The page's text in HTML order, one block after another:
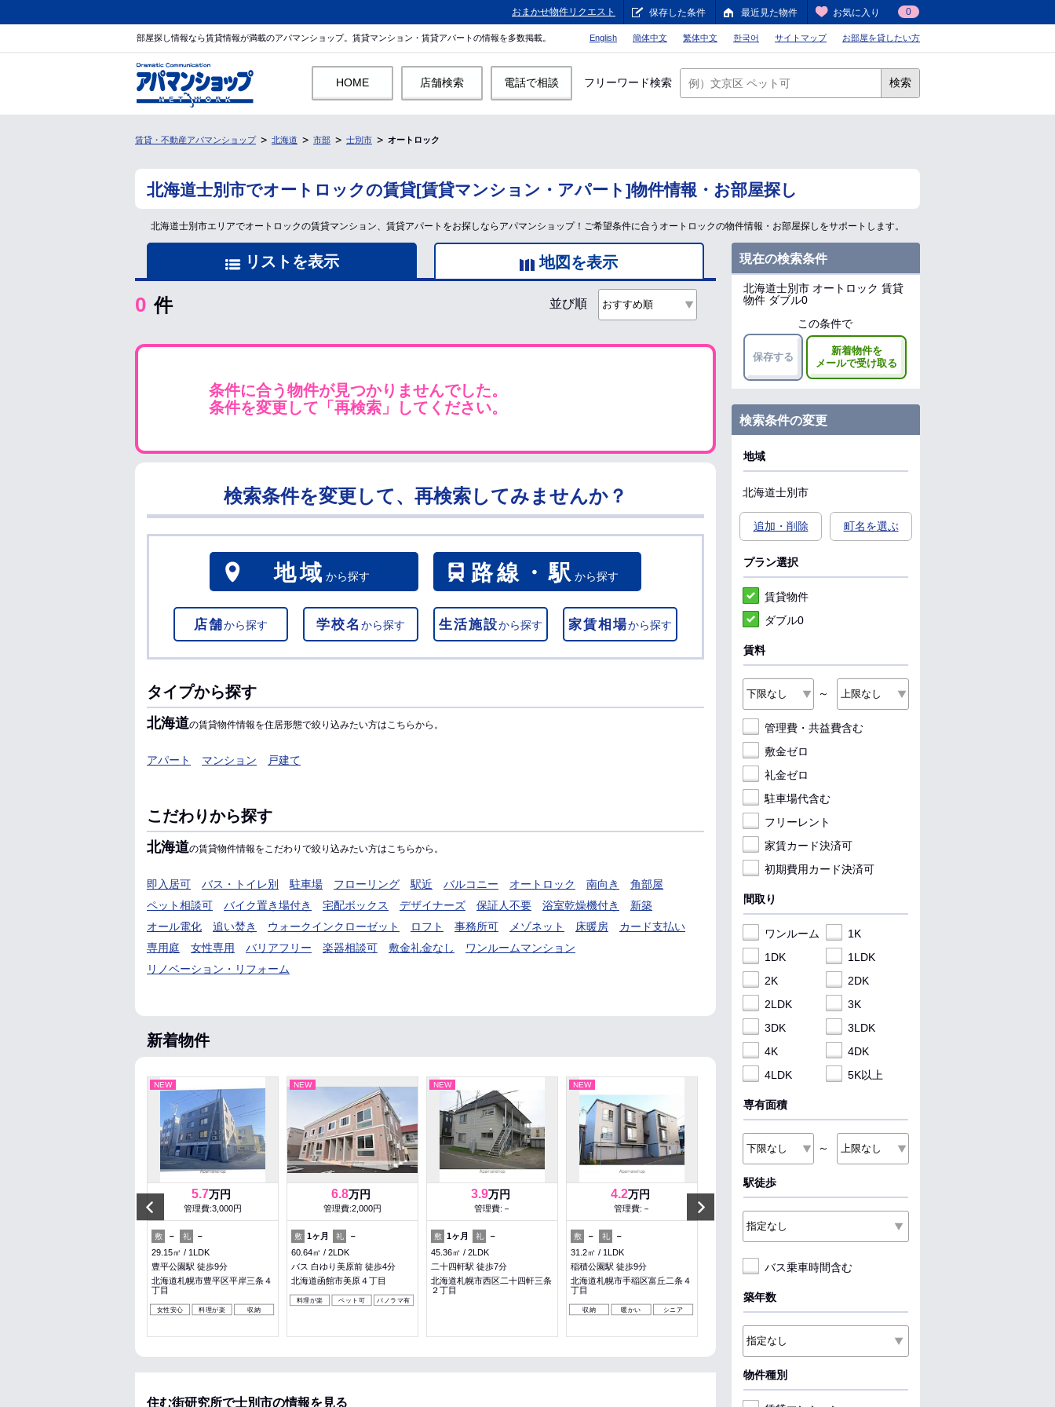
おまかせ物件リクエスト 保存した条件 最近見た物件 お気に入り 0
部屋探し情報なら賃貸情報が満載のアパマンショップ。賃貸マンション・賃貸アパートの情報を多数掲載。 English 簡体中文 繁体中文 한국어 サイトマップ お部屋を貸したい方
HOME 店舗検索 電話で相談 フリーワード検索 検索
賃貸・不動産アパマンショップ 北海道 市部 士別市 オートロック
北海道士別市でオートロックの賃貸[賃貸マンション・アパート]物件情報・お部屋探し
北海道士別市エリアでオートロックの賃貸マンション、賃貸アパートをお探しならアパマンショップ！ご希望条件に合うオートロックの物件情報・お部屋探しをサポートします。
リストを表示 地図を表示
0 件 並び順
条件に合う物件が見つかりませんでした。
条件を変更して「再検索」してください。
検索条件を変更して、再検索してみませんか？
地域 から探す 路線・駅から探す
店舗から探す 学校名 から探す 生活施設から探す 家賃相場から探す
タイプから探す
北海道の賃貸物件情報を住居形態で絞り込みたい方はこちらから。
アパート マンション 戸建て
こだわりから探す
北海道の賃貸物件情報をこだわりで絞り込みたい方はこちらから。
即入居可 バス・トイレ別 駐車場 フローリング 駅近 バルコニー オートロック 南向き
角部屋
ペット相談可
バイク置き場付き 宅配ボックス デザイナーズ 保証人不要 浴室乾燥機付き
新築
オール電化
追い焚き ウォークインクローゼット ロフト 事務所可 メゾネット 床暖房
カード支払い
専用庭
女性専用 バリアフリー 楽器相談可 敷金礼金なし
ワンルームマンション
リノベーション・リフォーム
新着物件
Previous
NEW
5.7万円
管理費:3,000円
敷 － 礼
－
29.15㎡
1LDK
豊平公園駅 徒歩9分
北海道札幌市豊平区平岸三条４
丁目
女性安心 料理が楽 収納
NEW
6.8万円
管理費:2,000円
敷 1ヶ月 礼
－
60.64㎡
2LDK
バス 白ゆり美原前 徒歩4分
北海道函館市美原４丁目
料理が楽 ペット可 パノラマ有
NEW
3.9万円
管理費:－
敷 1ヶ月 礼
－
45.36㎡
2LDK
二十四軒駅 徒歩7分
北海道札幌市西区二十四軒三条
２丁目
NEW
4.2万円
管理費:－
敷 － 礼
－
31.2㎡
1LDK
稲積公園駅 徒歩9分
北海道札幌市手稲区富丘二条４
丁目
収納 暖かい シニア
4.8万円
岩見沢駅 バス8分 ４条東１３
北海道岩見沢市五条東１１丁目
4.8万円
学園前駅 徒歩9分
住む街研究所で士別市の情報を見る
現在の検索条件
北海道士別市 オートロック 賃貸
物件 ダブル0
この条件で
保存する
新着物件を
メールで受け取る
検索条件の変更
地域
北海道士別市
追加・削除 町名を選ぶ
プラン選択
賃貸物件
ダブル0
賃料
～
管理費・共益費含む
敷金ゼロ
礼金ゼロ
駐車場代含む
フリーレント
家賃カード決済可
初期費用カード決済可
間取り
ワンルーム
1K
1DK
1LDK
2K
2DK
2LDK
3K
3DK
3LDK
4K
4DK
4LDK
5K以上
専有面積
～
駅徒歩
バス乗車時間含む
築年数
物件種別